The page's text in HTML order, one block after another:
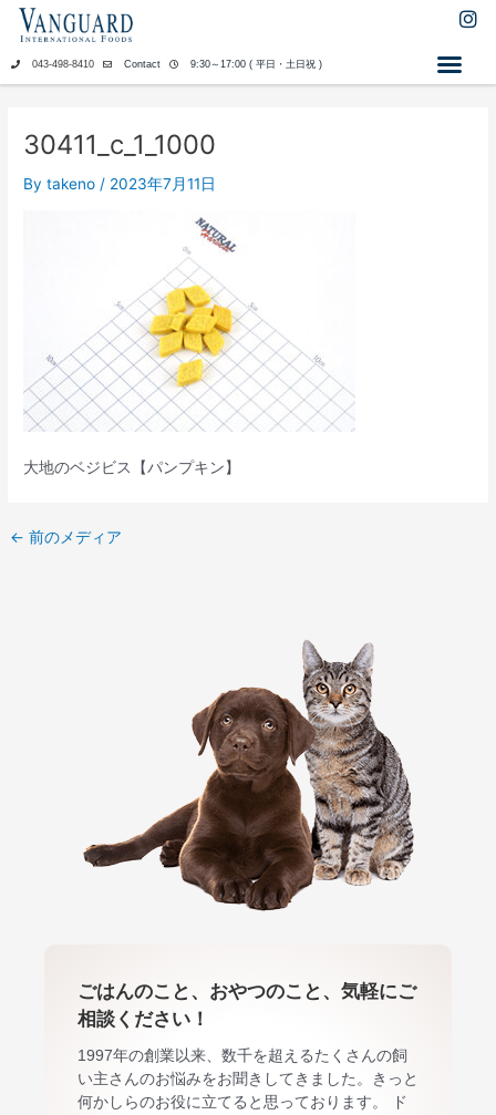
ス
I
043-498-8410 Contact 9:30～17:00 ( 平日・土日祝 )
30411_c_1_1000
Bytakeno / 2023年7月11日
大地のベジビス【パンプキン】
← 前のメディア
ごはんのこと、おやつのこと、気軽にご
相談ください！
1997年の創業以来、数千を超えるたくさんの飼
い主さんのお悩みをお聞きしてきました。きっと
何かしらのお役に立てると思っております。 ド